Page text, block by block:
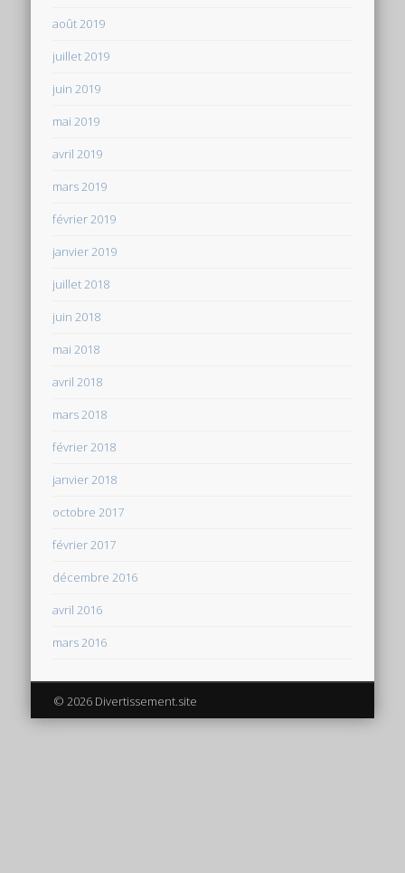
août 2019
juillet 2019
juin 2019
mai 2019
avril 2019
mars 2019
février 2019
janvier 2019
juillet 2018
juin 2018
mai 2018
avril 2018
mars 2018
février 2018
janvier 2018
octobre 2017
février 2017
décembre 2016
avril 2016
mars 2016
© 2026 Divertissement.site